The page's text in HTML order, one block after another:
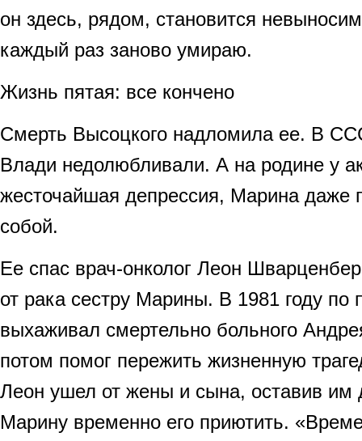
он здесь, рядом, становится
каждый раз заново умираю.
Жизнь пятая: все кончено
Смерть Высоцкого надломила ее. В
Влади недолюбливали. А на родине у
жесточайшая депрессия, Марина даже
собой.
Ее спас врач-онколог Леон
от рака сестру Марины. В 1981 году по
выхаживал смертельно больного
потом помог пережить жизненную
Леон ушел от жены и сына, оставив им
Марину временно его приютить.